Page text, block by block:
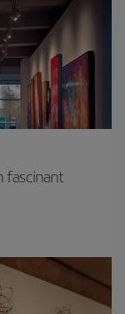
fascinant